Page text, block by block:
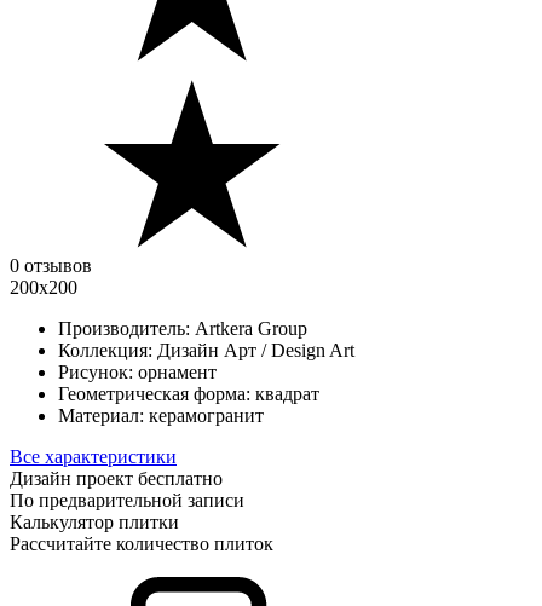
0 отзывов
200х200
Производитель: Artkera Group
Коллекция: Дизайн Арт / Design Art
Рисунок: орнамент
Геометрическая форма: квадрат
Материал: керамогранит
Все характеристики
Дизайн проект бесплатно
По предварительной записи
Калькулятор плитки
Рассчитайте количество плиток